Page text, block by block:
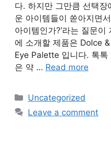
다. 하지만 그만큼 선택
운 아이템들이 쏟아지면
아이템인가?’라는 질문
에 소개할 제품은 Dolce
Eye Palette 입니다. 톡톡
은 약 … Read more
Categories
Uncategorized
Leave a comment